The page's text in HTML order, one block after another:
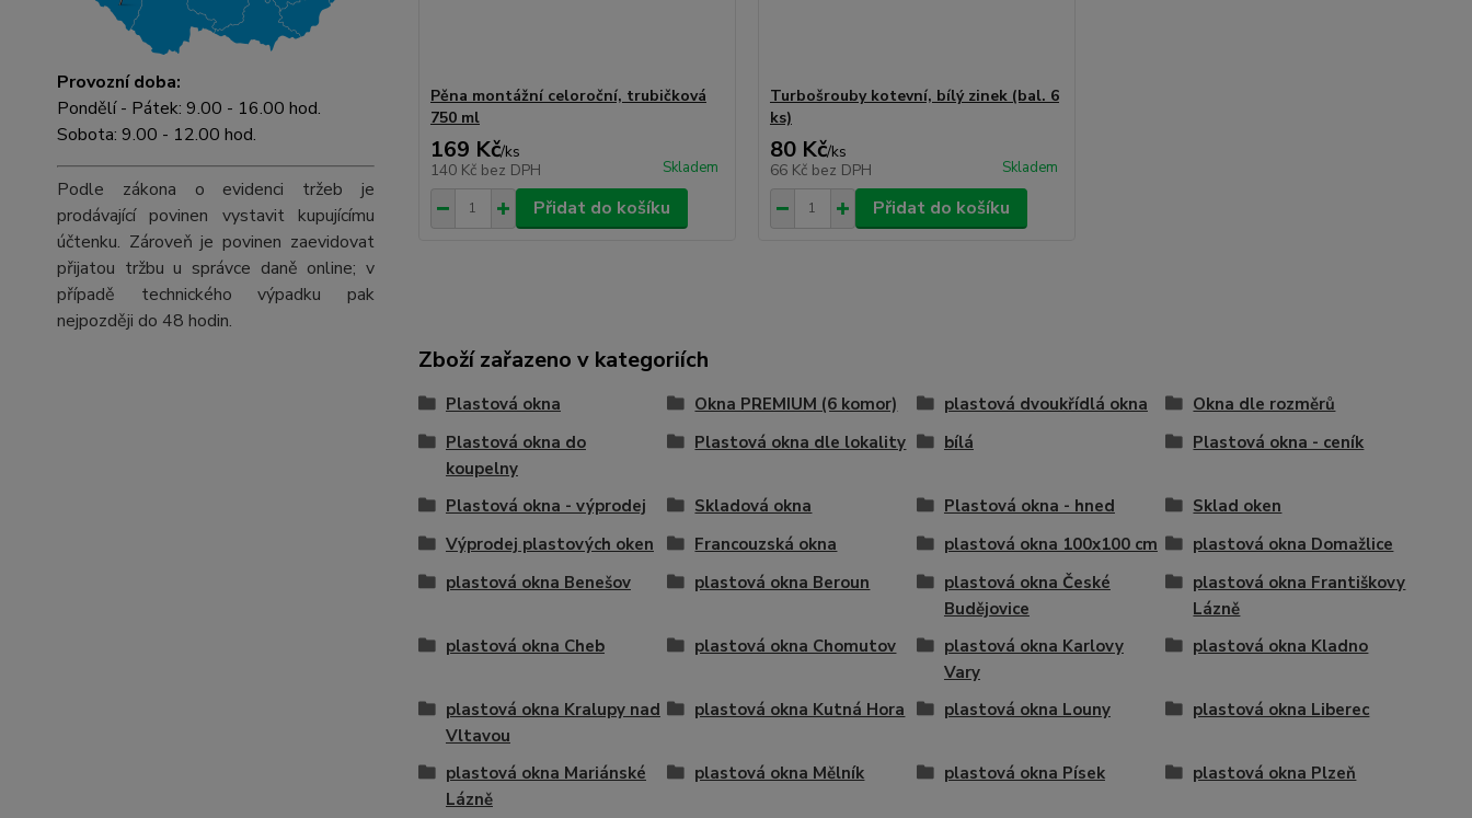
Provozní doba:
Pondělí - Pátek: 9.00 - 16.00 hod.
Sobota: 9.00 - 12.00 hod.
Podle zákona o evidenci tržeb je
prodávající povinen vystavit kupujícímu
účtenku. Zároveň je povinen zaevidovat
přijatou tržbu u správce daně online; v
případě technického výpadku pak
nejpozději do 48 hodin.
Pěna montážní celoroční, trubičková
750 ml
169 Kč/ks
140 Kč bez DPH Skladem
Přidat do košíku
Turbošrouby kotevní, bílý zinek (bal. 6
ks)
80 Kč/ks
66 Kč bez DPH Skladem
Přidat do košíku
Zboží zařazeno v kategoriích
Plastová okna Okna PREMIUM (6 komor) plastová dvoukřídlá okna
Okna dle rozměrů
Plastová okna do
koupelny
Plastová okna dle lokality bílá Plastová okna - ceník
Plastová okna - výprodej Skladová okna Plastová okna - hned
Sklad oken
Výprodej plastových oken
Francouzská okna plastová okna 100x100 cm
plastová okna Domažlice
plastová okna Benešov
plastová okna Beroun
plastová okna České
Budějovice
plastová okna Františkovy
Lázně
plastová okna Cheb
plastová okna Chomutov
plastová okna Karlovy
Vary
plastová okna Kladno
plastová okna Kralupy nad
Vltavou
plastová okna Kutná Hora plastová okna Louny plastová okna Liberec
plastová okna Mariánské
Lázně
plastová okna Mělník plastová okna Písek plastová okna Plzeň